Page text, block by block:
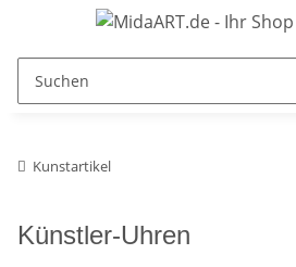
Kunstartikel
Künstler-Uhren